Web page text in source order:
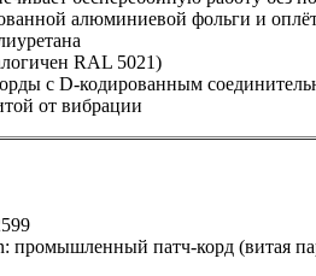
алюминиевой фольги и
RAL 5021)
с D-кодированным
от вибрации
промышленный патч-корд (витая